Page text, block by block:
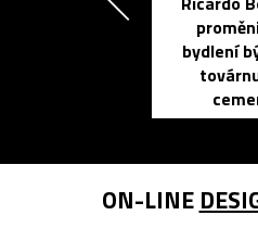
bydlení
ON-LINE